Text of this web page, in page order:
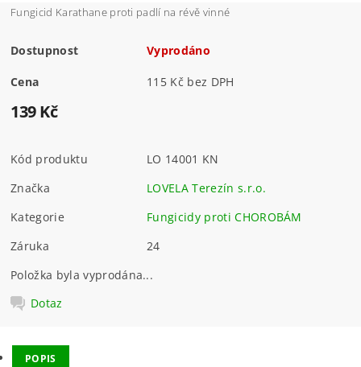
Fungicid Karathane proti padlí na révě vinné
Dostupnost Vyprodáno
Cena 115 Kč bez DPH
139 Kč
Kód produktu
LO 14001 KN
Značka
LOVELA Terezín s.r.o.
Kategorie
Fungicidy proti CHOROBÁM
Záruka
24
Položka byla vyprodána...
Dotaz
POPIS